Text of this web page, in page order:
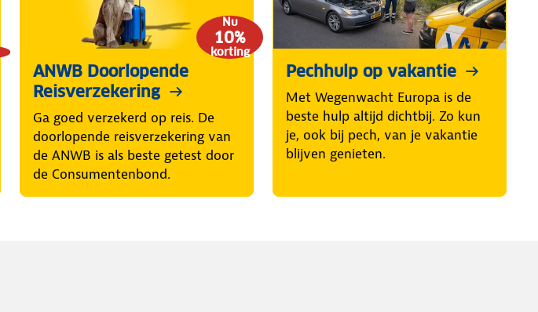
Nu
10%
korting
ANWB Doorlopende
Reisverzekering
Ga goed verzekerd op reis. De
doorlopende reisverzekering van
de ANWB is als beste getest door
de Consumentenbond.
Pechhulp op vakantie
Met Wegenwacht Europa is de
beste hulp altijd dichtbij. Zo kun
je, ook bij pech, van je vakantie
blijven genieten.